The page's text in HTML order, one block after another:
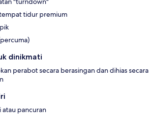
tidur premium
dinikmati
perabot secara berasingan dan dihias secara
atau pancuran